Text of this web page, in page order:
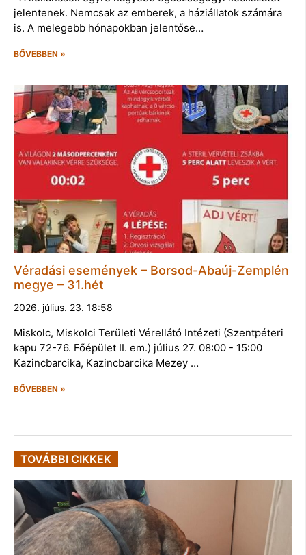
jelentenek. Nemcsak az emberek, a háziállatok számára
is. A melegebb hónapokban jelentőse…
BŐVEBBEN »
Véradási események – Borsod-Abaúj-Zemplén
megye – 31.hét
2026. július. 23. 18:58
Miskolc, Miskolci Területi Vérellátó Intézeti (Szentpéteri
kapu 72-76. Főépület II. em.) július 27. 08:00 - 15:00
Kazincbarcika, Kazincbarcika Mezey …
BŐVEBBEN »
TOVÁBBI CIKKEK